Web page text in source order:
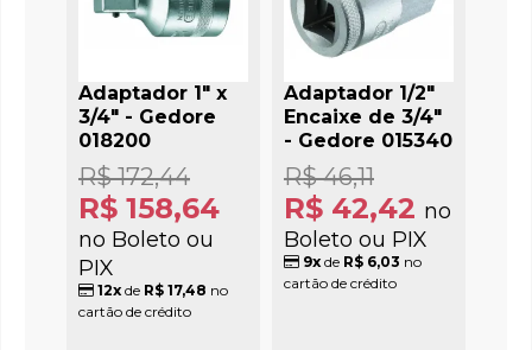
Adaptador 1" x
3/4" - Gedore
018200
R$ 158,64
no Boleto ou
PIX
R$ 172,44
12x de R$ 17,48 no
cartão de crédito
Adaptador 1/2"
Encaixe de 3/4"
- Gedore 015340
R$ 42,42 no
Boleto ou PIX
R$ 46,11
9xde R$ 6,03 no
cartão de crédito